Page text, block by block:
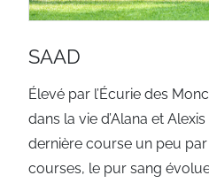
SAAD
Élevé par l’Écurie des
dans la vie d’Alana et
dernière course un peu
courses, le pur sang